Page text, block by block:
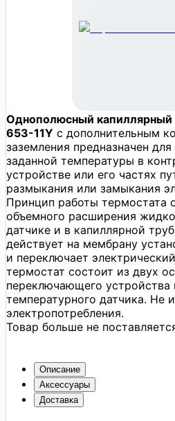
Однополюсный капиллярный
653-11Y с дополнительным
заземления предназначен
заданной температуры в
устройстве или его частях
размыкания или замыкания
Принцип работы термостата
объемного расширения
датчике и в капиллярной
действует на мембрану
и переключает
термостат состоит из двух
переключающего устройства
температурного датчика. Не
электропотребления.
Товар больше не
Описание
Аксессуары
Доставка